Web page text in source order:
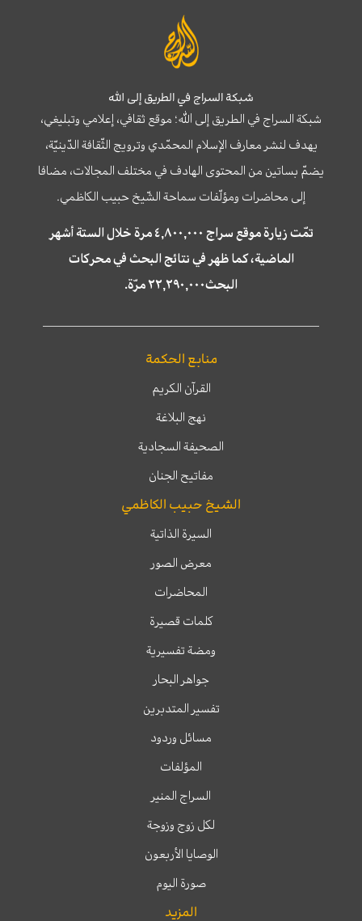
شبكة السراج في الطريق إلى الله
شبكة السراج في الطريق إلى الله؛ موقع ثقافي، إعلامي وتبليغي،
يهدف لنشر معارف الإسلام المحمّدي وترويج الثّقافة الدّينيّة،
يضمّ بساتين من المحتوى الهادف في مختلف المجالات، مضافا
إلى محاضرات ومؤلّفات سماحة الشّيخ حبيب الكاظمي.
تمّت زيارة موقع سراج ٤,٨٠٠,٠٠٠ مرة خلال الستة أشهر
الماضية، كما ظهر في نتائج البحث في محركات
البحث٢٢,٢٩٠,٠٠٠ مرّة.
منابع الحكمة
القرآن الكريم
نهج البلاغة
الصحيفة السجادية
مفاتيح الجنان
الشيخ حبيب الكاظمي
السيرة الذاتية
معرض الصور
المحاضرات
كلمات قصيرة
ومضة تفسيرية
جواهر البحار
تفسير المتدبرين
مسائل وردود
المؤلفات
السراج المنير
لكل زوج وزوجة
الوصايا الأربعون
صورة اليوم
المزيد